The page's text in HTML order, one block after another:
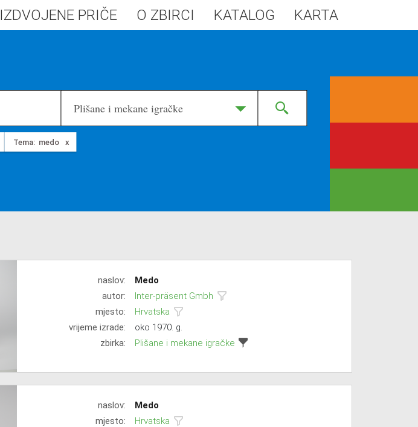
IZDVOJENE PRIČE O ZBIRCI KATALOG KARTA
Plišane i mekane igračke
Tema: medo
naslov:
Medo
autor:
Inter-präsent Gmbh
mjesto:
Hrvatska
vrijeme izrade:
oko 1970. g.
zbirka:
Plišane i mekane igračke
naslov:
Medo
mjesto:
Hrvatska